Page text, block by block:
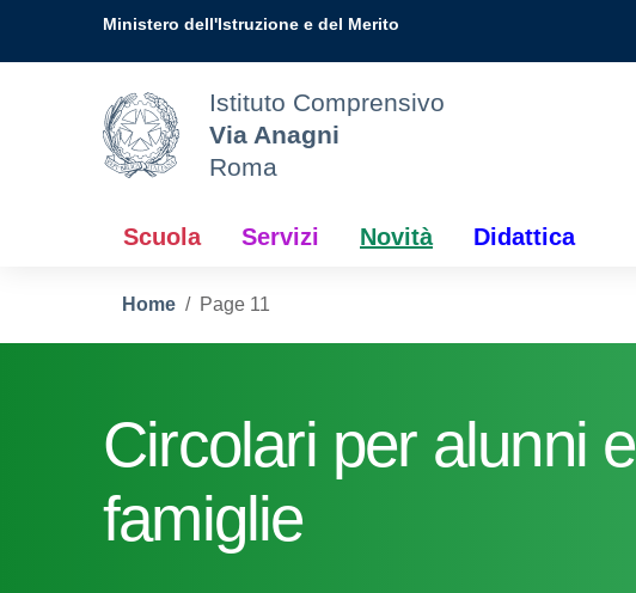
Ministero dell'Istruzione e del Merito
Istituto Comprensivo
Via Anagni
Roma
Scuola Servizi Novità Didattica
Home Page 11
Circolari per alunni e
famiglie